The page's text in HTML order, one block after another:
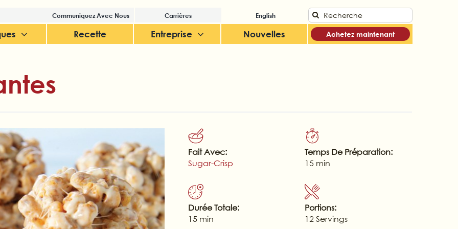
Communiquez Avec Nous Carrières English
Search
for:
Recette Entreprise Nouvelles Achetez maintenant
Fait Avec:
Sugar-Crisp
Temps De Préparation:
15 min
Durée Totale:
15 min
Portions:
12 Servings